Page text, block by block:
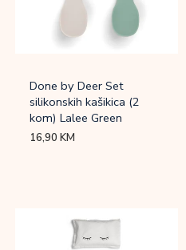
Done by Deer Set
silikonskih kašikica (2
kom) Lalee Green
16,90KM